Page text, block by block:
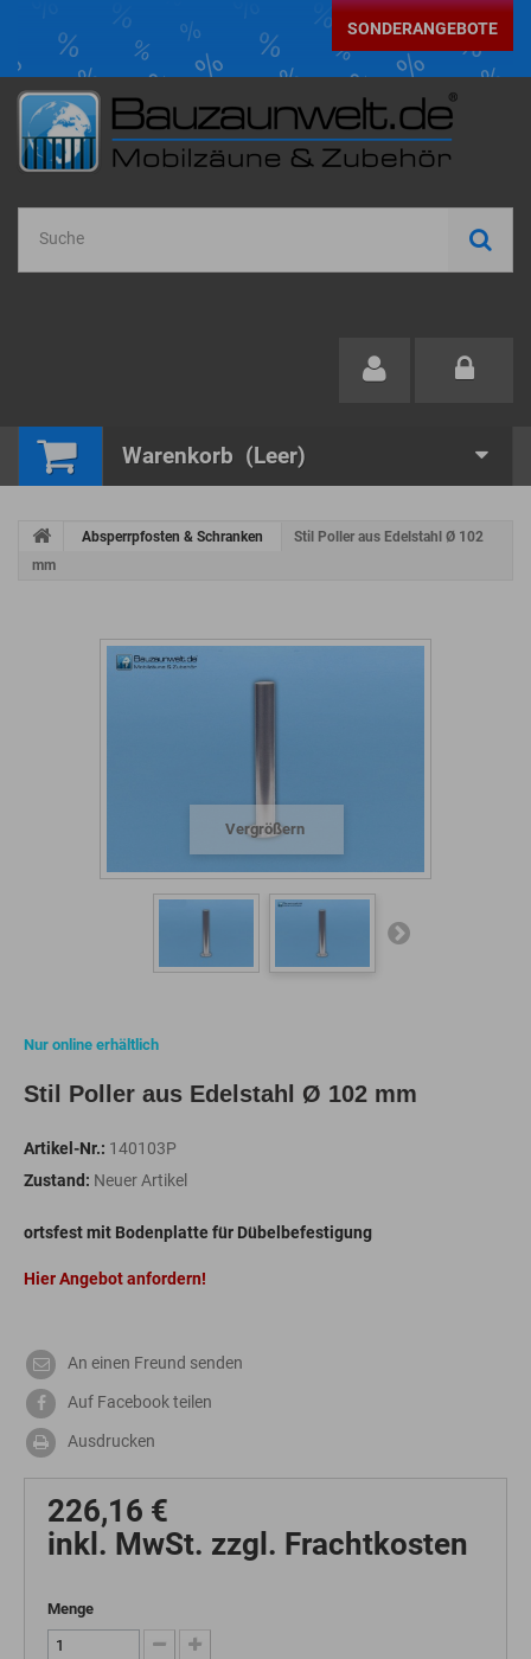
SONDERANGEBOTE
Warenkorb (Leer)
Absperrpfosten & Schranken
Stil Poller aus Edelstahl Ø 102
mm
Vergrößern
Nur online erhältlich
Stil Poller aus Edelstahl Ø 102 mm
Artikel-Nr.: 140103P
Zustand: Neuer Artikel
ortsfest mit Bodenplatte für Dübelbefestigung
Hier Angebot anfordern!
An einen Freund senden
Auf Facebook teilen
Ausdrucken
226,16 €
inkl. MwSt. zzgl. Frachtkosten
Menge